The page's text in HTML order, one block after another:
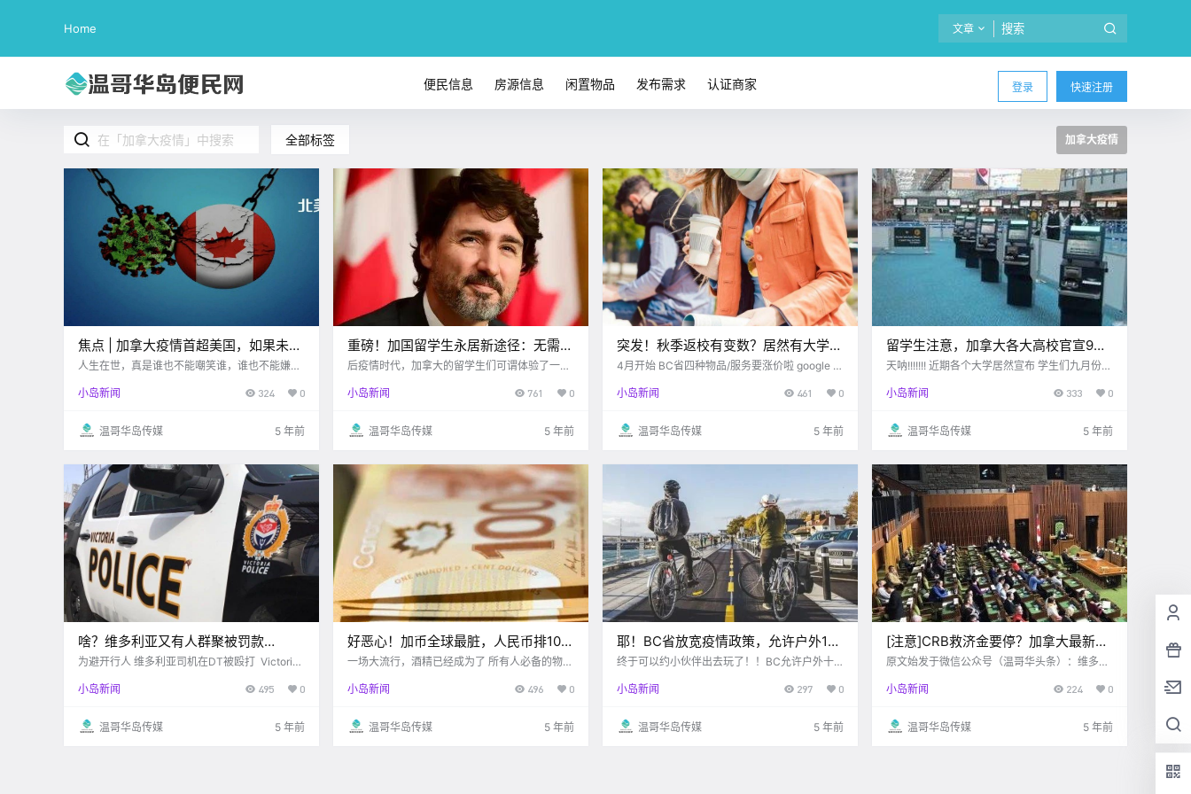
Home 文章
登录 快速注册
便民信息 房源信息 闲置物品 发布需求 认证商家
全部标签 加拿大疫情
焦点 | 加拿大疫情首超美国，如果未来
几月继续失控，或迎史上最大滑铁卢
人生在世，真是谁也不能嘲笑谁，谁也不能嫌弃
会过来增加传染率，没想到现在局势反转，轮到
拿大疫情定位最严重等级，建议民众.
小岛新闻 324 0
温哥华岛传媒 5 年前
重磅！加国留学生永居新途径：无需工
作经验，毕业就拿枫叶卡！
后疫情时代，加拿大的留学生们可谓体验了一把
下，加拿大政府为了实现去年定下的40.1万移民
小岛新闻 761 0
温哥华岛传媒 5 年前
突发！秋季返校有变数？居然有大学推
迟到2023年？！Oak Bay高中爆发疫
4月开始 BC省四种物品/服务要涨价啦 google 这
四种物品/服务实行了增税 这个增税计划原本定
和博主一.
小岛新闻 461 0
温哥华岛传媒 5 年前
留学生注意，加拿大各大高校官宣9月
复课重开！包括UBC、SFU！
天呐!!!!!!! 近期各个大学居然宣布 学生们九月份要
午1点睡觉 在国内过着 "阴间时差"的小伙伴们 听
小岛新闻 333 0
温哥华岛传媒 5 年前
啥？维多利亚又有人群聚被罚款
$2300! 怒！DT女司机被群殴…
为避开行人 维多利亚司机在DT被殴打 Victoria
引起众怒的事情 一名女司机在给行人让路后 却
o.
小岛新闻 495 0
温哥华岛传媒 5 年前
好恶心！加币全球最脏，人民币排10
位？！大概因为国内不用现金
一场大流行，酒精已经成为了 所有人必备的物品
间， 很多商家也不接受现金支付， 然而即使没
钱币是一个国家的“名.
小岛新闻 496 0
温哥华岛传媒 5 年前
耶！BC省放宽疫情政策，允许户外10
人以内的聚会！注意！维多利亚“雇主”
终于可以约小伙伴出去玩了！！BC允许户外十
局！萨尼奇又一中学爆发疫情...
小岛新闻 297 0
温哥华岛传媒 5 年前
[注意]CRB救济金要停？加拿大最新预
算：疫情支出要减86%！
原文始发于微信公众号（温哥华头条）：维多利
ment Budget Organization，PBO）表示，随着
1年相比，下一个财政年度与疫情相关.
小岛新闻 224 0
温哥华岛传媒 5 年前